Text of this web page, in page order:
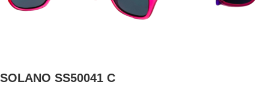
SOLANO SS50041 C